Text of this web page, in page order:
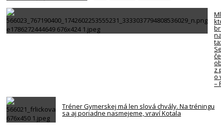
z
o
–
Tréner Gymerskej má len slová chvály. Na tréningu
sa aj poriadne nasmejeme, vraví Kotala